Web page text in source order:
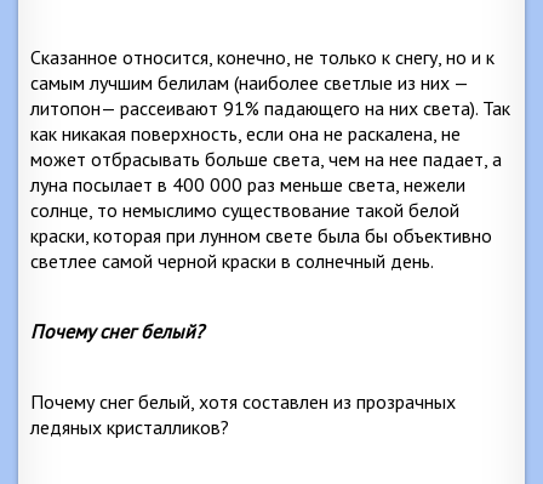
Сказанное относится, конечно, не только к снегу, но и к
самым лучшим белилам (наиболее светлые из них —
литопон— рассеивают 91% падающего на них света). Так
как никакая поверхность, если она не раскалена, не
может отбрасывать больше света, чем на нее падает, а
луна посылает в 400 000 раз меньше света, нежели
солнце, то немыслимо существование такой белой
краски, которая при лунном свете была бы объективно
светлее самой черной краски в солнечный день.
Почему снег белый?
Почему снег белый, хотя составлен из прозрачных
ледяных кристалликов?